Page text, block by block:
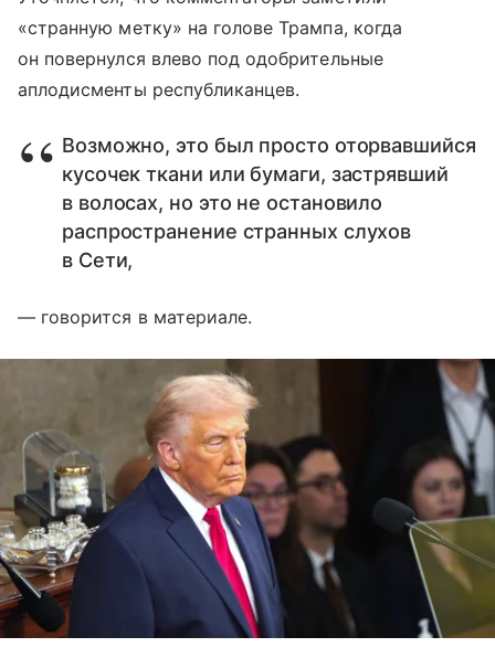
«странную метку» на голове Трампа, когда
он повернулся влево под одобрительные
аплодисменты республиканцев.
Возможно, это был просто оторвавшийся
кусочек ткани или бумаги, застрявший
в волосах, но это не остановило
распространение странных слухов
в Сети,
— говорится в материале.